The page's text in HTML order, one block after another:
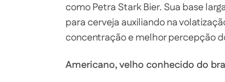
como Petra Stark Bier. Sua base
para cerveja auxiliando na
concentração e melhor percepção
Americano, velho conhecido do